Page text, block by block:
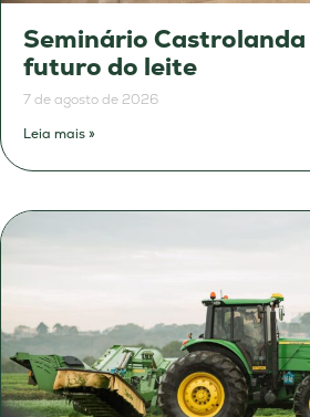
Seminário
futuro do leite
7 de agosto de 2026
Leia mais »